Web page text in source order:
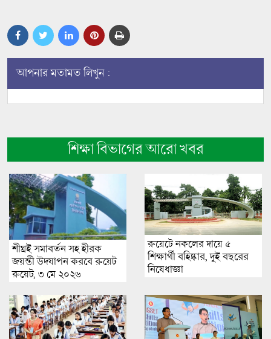
আপনার মতামত লিখুন :
শিক্ষা বিভাগের আরো খবর
শীঘ্রই সমাবর্তন সহ হীরক
জয়ন্তী উদযাপন করবে রুয়েট
রুয়েট, ৩ মে ২০২৬
রুয়েটে নকলের দায়ে ৫
শিক্ষার্থী বহিষ্কার, দুই বছরের
নিষেধাজ্ঞা